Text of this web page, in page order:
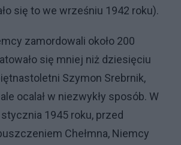
się to we wrześniu 1942 roku).
zamordowali około 200
się mniej niż dziesięciu
Szymon Srebrnik,
ocalał w niezwykły sposób. W
1945 roku, przed
Chełmna, Niemcy